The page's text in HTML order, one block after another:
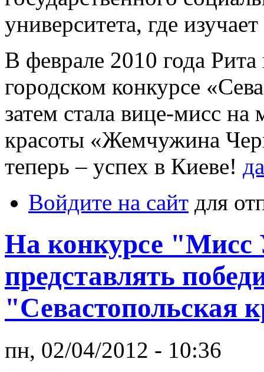
университета, где
В феврале 2010 года
городском конкурсе
затем стала вице-мисс
красоты «Жемчужина
теперь – успех в Киеве!
Войдите на сайт для
На конкурсе
представлять
"Севастопольская
пн, 02/04/2012 - 10:36